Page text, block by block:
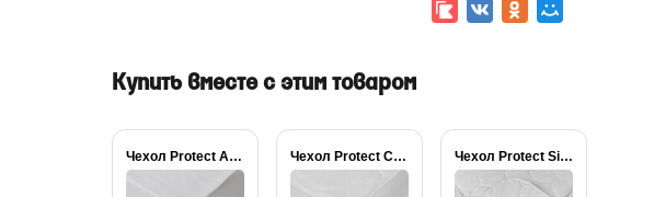
Купить вместе с этим товаром
Чехол Protect Aqua... Чехол Protect Сонум Чехол Protect Simple...